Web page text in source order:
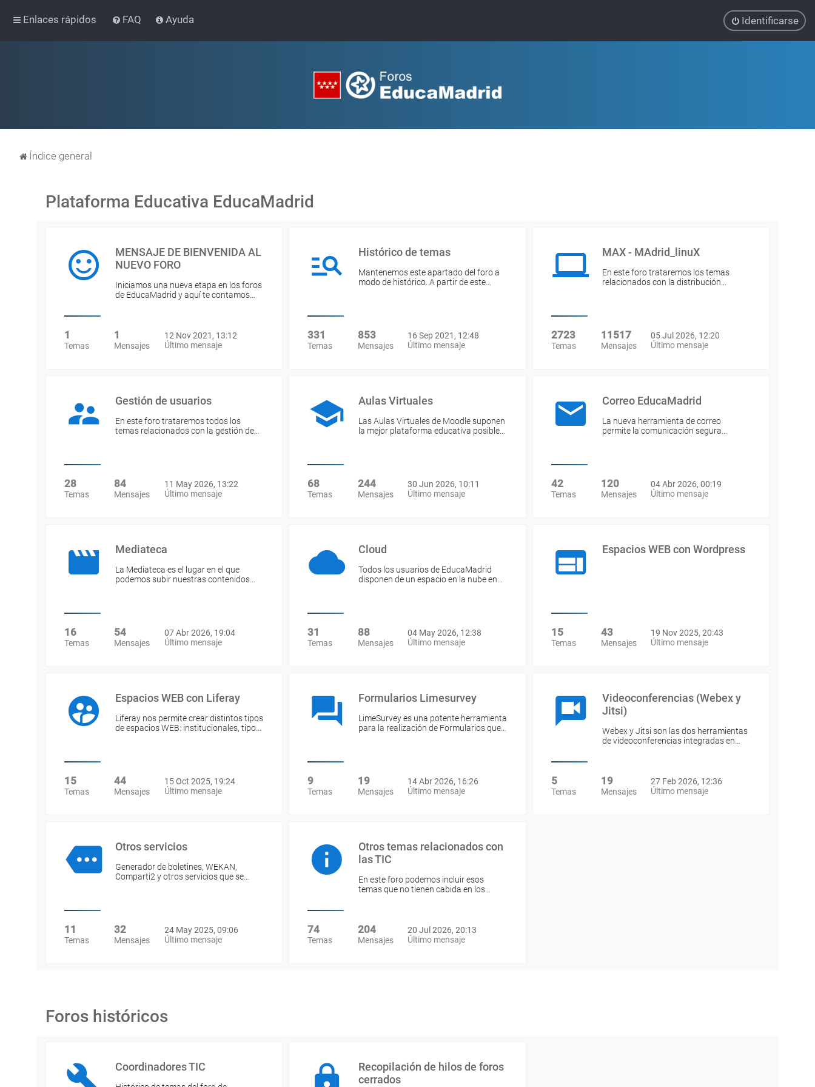
Enlaces rápidos FAQ Ayuda Identificarse
Índice general
Plataforma Educativa EducaMadrid
MENSAJE DE BIENVENIDA AL
NUEVO FORO
Iniciamos una nueva etapa en los foros
de EducaMadrid y aquí te contamos…
1
Temas
1
Mensajes
12 Nov 2021, 13:12
Último mensaje
Histórico de temas
Mantenemos este apartado del foro a
modo de histórico. A partir de este…
331
Temas
853
Mensajes
16 Sep 2021, 12:48
Último mensaje
MAX - MAdrid_linuX
En este foro trataremos los temas
relacionados con la distribución…
2723
Temas
11517
Mensajes
05 Jul 2026, 12:20
Último mensaje
Gestión de usuarios
En este foro trataremos todos los
temas relacionados con la gestión de…
28
Temas
84
Mensajes
11 May 2026, 13:22
Último mensaje
Aulas Virtuales
Las Aulas Virtuales de Moodle suponen
la mejor plataforma educativa posible…
68
Temas
244
Mensajes
30 Jun 2026, 10:11
Último mensaje
Correo EducaMadrid
La nueva herramienta de correo
permite la comunicación segura…
42
Temas
120
Mensajes
04 Abr 2026, 00:19
Último mensaje
Mediateca
La Mediateca es el lugar en el que
podemos subir nuestras contenidos…
16
Temas
54
Mensajes
07 Abr 2026, 19:04
Último mensaje
Cloud
Todos los usuarios de EducaMadrid
disponen de un espacio en la nube en…
31
Temas
88
Mensajes
04 May 2026, 12:38
Último mensaje
Espacios WEB con Wordpress
15
Temas
43
Mensajes
19 Nov 2025, 20:43
Último mensaje
Espacios WEB con Liferay
Liferay nos permite crear distintos tipos
de espacios WEB: institucionales, tipo…
15
Temas
44
Mensajes
15 Oct 2025, 19:24
Último mensaje
Formularios Limesurvey
LimeSurvey es una potente herramienta
para la realización de Formularios que…
9
Temas
19
Mensajes
14 Abr 2026, 16:26
Último mensaje
Videoconferencias (Webex y
Jitsi)
Webex y Jitsi son las dos herramientas
de videoconferencias integradas en…
5
Temas
19
Mensajes
27 Feb 2026, 12:36
Último mensaje
Otros servicios
Generador de boletines, WEKAN,
Comparti2 y otros servicios que se…
11
Temas
32
Mensajes
24 May 2025, 09:06
Último mensaje
Otros temas relacionados con
las TIC
En este foro podemos incluir esos
temas que no tienen cabida en los…
74
Temas
204
Mensajes
20 Jul 2026, 20:13
Último mensaje
Foros históricos
Coordinadores TIC
Recopilación de hilos de foros
cerrados